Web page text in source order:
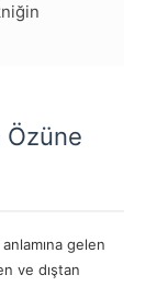
Özüne
anlamına gelen
ve dıştan